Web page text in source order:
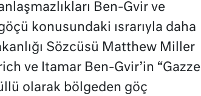
Ben-Gvir ve
konusundaki ısrarıyla daha
Sözcüsü Matthew Miller
ve Itamar Ben-Gvir’in “Gazze
olarak bölgeden göç